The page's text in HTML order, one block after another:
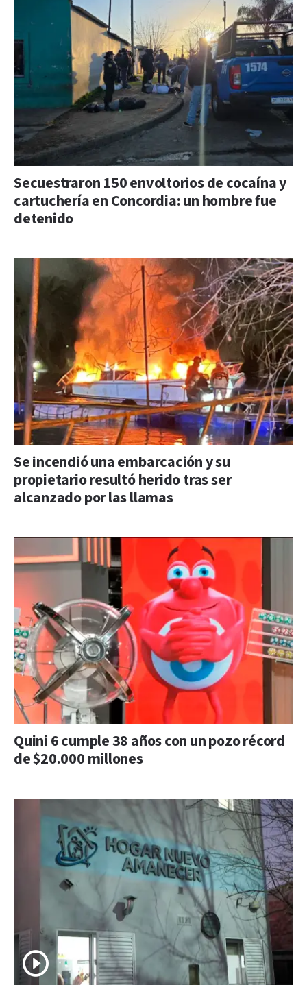
Secuestraron 150 envoltorios de cocaína y
cartuchería en Concordia: un hombre fue
detenido
Se incendió una embarcación y su
propietario resultó herido tras ser
alcanzado por las llamas
Quini 6 cumple 38 años con un pozo récord
de $20.000 millones